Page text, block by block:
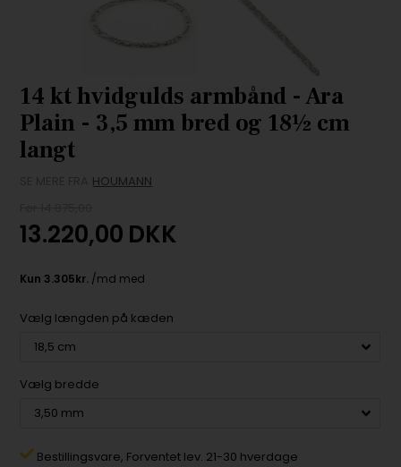
14 kt hvidgulds armbånd - Ara
Plain - 3,5 mm bred og 18½ cm
langt
HOUMANN
13.220,00 DKK
Vælg længden på kæden
Vælg bredde
Bestillingsvare, Forventet lev. 21-30 hverdage